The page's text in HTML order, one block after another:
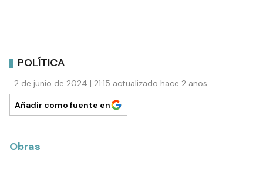
POLÍTICA
2 de junio de 2024 | 21:15 actualizado hace 2 años
Añadir como fuente en
Obras